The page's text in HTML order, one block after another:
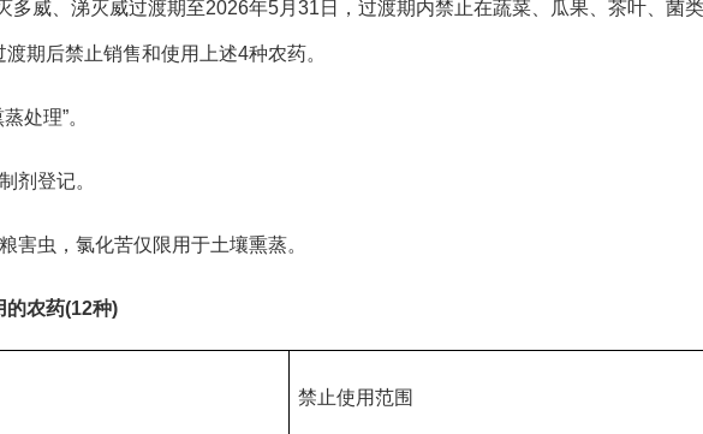
威、涕灭威过渡期至2026年5月31日，过渡期内禁止在蔬菜、瓜果、茶叶、菌
期后禁止销售和使用上述4种农药。
处理”。
登记。
虫，氯化苦仅限用于土壤熏蒸。
农药(12种)
禁止使用范围